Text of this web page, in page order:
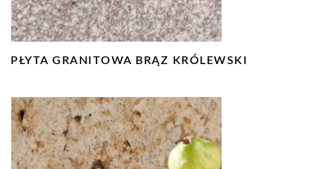
PŁYTA GRANITOWA BRĄZ KRÓLEWSKI